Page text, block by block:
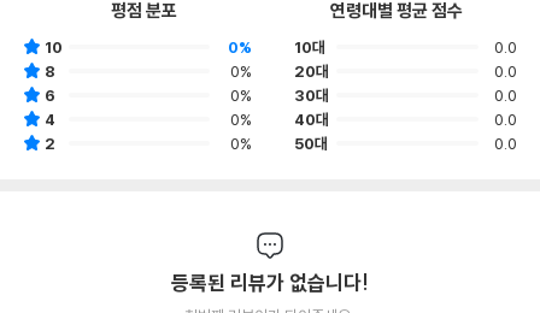
평점 분포
10
0%
8
0%
6
0%
4
0%
2
0%
연령대별 평균 점수
10대
0.0
20대
0.0
30대
0.0
40대
0.0
50대
0.0
등록된 리뷰가 없습니다!